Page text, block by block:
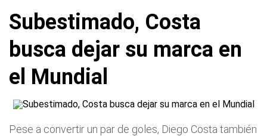
Subestimado, Costa
busca dejar su marca en
el Mundial
Pese a convertir un par de goles, Diego Costa también